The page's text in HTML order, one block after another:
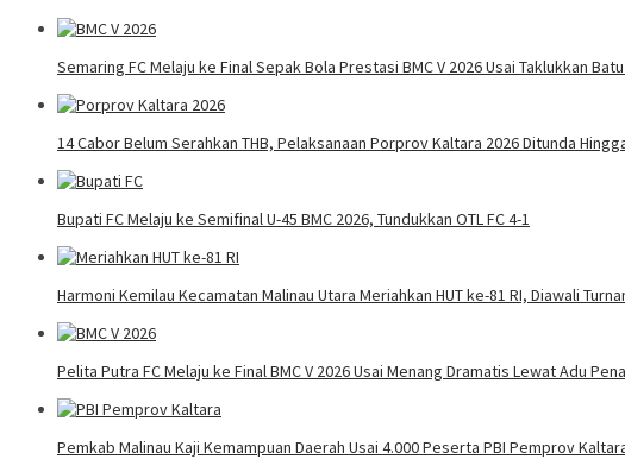
Semaring FC Melaju ke Final Sepak Bola Prestasi BMC V 2026 Usai Taklukkan
14 Cabor Belum Serahkan THB, Pelaksanaan Porprov Kaltara 2026 Ditunda
Bupati FC Melaju ke Semifinal U-45 BMC 2026, Tundukkan OTL FC 4-1
Harmoni Kemilau Kecamatan Malinau Utara Meriahkan HUT ke-81 RI, Diawali
Pelita Putra FC Melaju ke Final BMC V 2026 Usai Menang Dramatis Lewat Adu
Pemkab Malinau Kaji Kemampuan Daerah Usai 4.000 Peserta PBI Pemprov